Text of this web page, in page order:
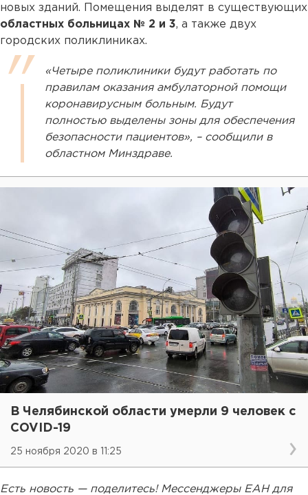
новых зданий. Помещения выделят в существующих
областных больницах № 2 и 3, а также двух
городских поликлиниках.
«Четыре поликлиники будут работать по
правилам оказания амбулаторной помощи
коронавирусным больным. Будут
полностью выделены зоны для обеспечения
безопасности пациентов», – сообщили в
областном Минздраве.
В Челябинской области умерли 9 человек с
COVID-19
25 ноября 2020 в 11:25
Есть новость — поделитесь! Мессенджеры ЕАН для